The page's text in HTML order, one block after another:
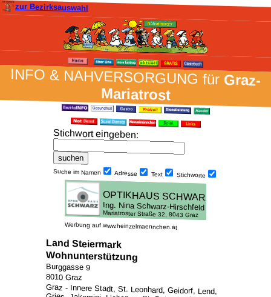
zur Bezirksauswahl
INFO & NAH­VER­SORG­UNG fürGraz-
Mariatrost
Stich­wort ein­geben:
Suche im Namen Adresse Text Stich­worte
Werbung auf www.heinzelmaennchen.at
Land Steiermark
Wohnunterstützung
Burggasse 9
8010 Graz
Graz - Innere Stadt, St. Leonhard, Geidorf, Lend,
Gries, Jakomini, Liebenau, St. Peter, Waltendorf,
Ries, Mariatrost, Andritz, Gösting, Eggenberg,
Wetzelsdorf, Straßgang und Puntigam /